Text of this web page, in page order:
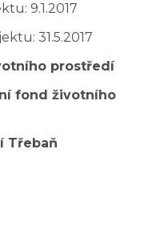
9.1.2017
31.5.2017
prostředí
fond životního
Třebaň